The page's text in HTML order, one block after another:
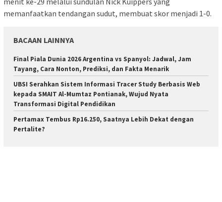
memanfaatkan tendangan sudut, membuat skor menjadi 1-0.
BACAAN LAINNYA
Final Piala Dunia 2026 Argentina vs Spanyol: Jadwal, Jam
Tayang, Cara Nonton, Prediksi, dan Fakta Menarik
UBSI Serahkan Sistem Informasi Tracer Study Berbasis Web
kepada SMAIT Al-Mumtaz Pontianak, Wujud Nyata
Transformasi Digital Pendidikan
Pertamax Tembus Rp16.250, Saatnya Lebih Dekat dengan
Pertalite?